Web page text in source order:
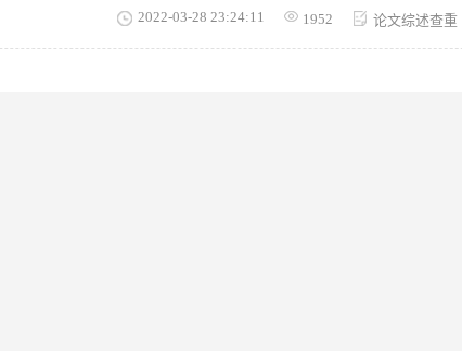
中。查重时，黄色的文字是“引用”，红色的文章是“涉嫌剽窃”。查重
2022-03-28 23:24:11 1952 论文综述查重